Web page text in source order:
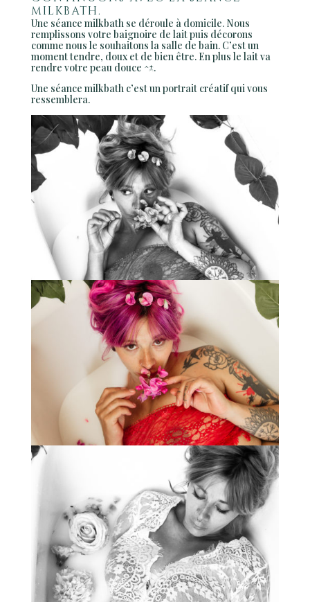
milkbath.
Une séance milkbath se déroule à domicile. Nous
remplissons votre baignoire de lait puis décorons
comme nous le souhaitons la salle de bain. C’est un
moment tendre, doux et de bien être. En plus le lait va
rendre votre peau douce ^-^.
Une séance milkbath c’est un portrait créatif qui vous
ressemblera.